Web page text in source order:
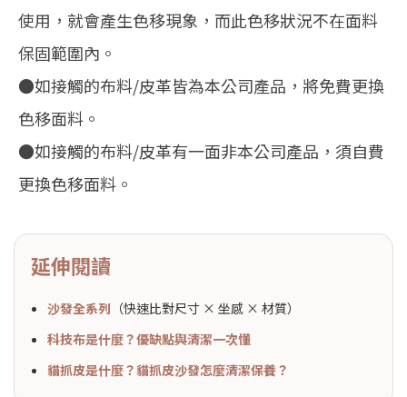
使用，就會產生色移現象，而此色移狀況不在面料
保固範圍內。
●如接觸的布料/皮革皆為本公司產品，將免費更換
色移面料。
●如接觸的布料/皮革有一面非本公司產品，須自費
更換色移面料。
延伸閱讀
沙發全系列 （快速比對尺寸 × 坐感 × 材質）
科技布是什麼？優缺點與清潔一次懂
貓抓皮是什麼？貓抓皮沙發怎麼清潔保養？